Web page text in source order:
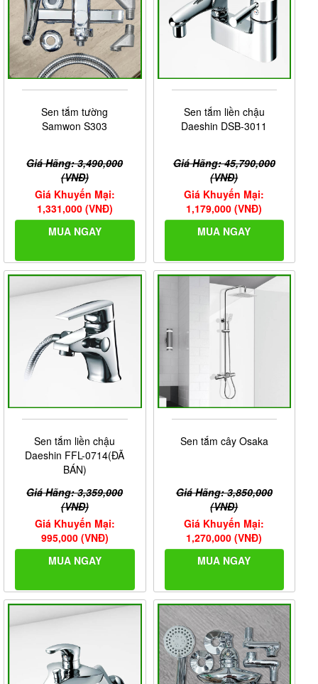
Sen tắm tường
Samwon S303
Giá Hãng: 3,490,000
(VNĐ)
Giá Khuyến Mại:
1,331,000 (VNĐ)
MUA NGAY
Sen tắm liền chậu
Daeshin DSB-3011
Giá Hãng: 45,790,000
(VNĐ)
Giá Khuyến Mại:
1,179,000 (VNĐ)
MUA NGAY
Sen tắm liền chậu
Daeshin FFL-0714(ĐÃ
BÁN)
Giá Hãng: 3,359,000
(VNĐ)
Giá Khuyến Mại:
995,000 (VNĐ)
MUA NGAY
Sen tắm cây Osaka
Giá Hãng: 3,850,000
(VNĐ)
Giá Khuyến Mại:
1,270,000 (VNĐ)
MUA NGAY